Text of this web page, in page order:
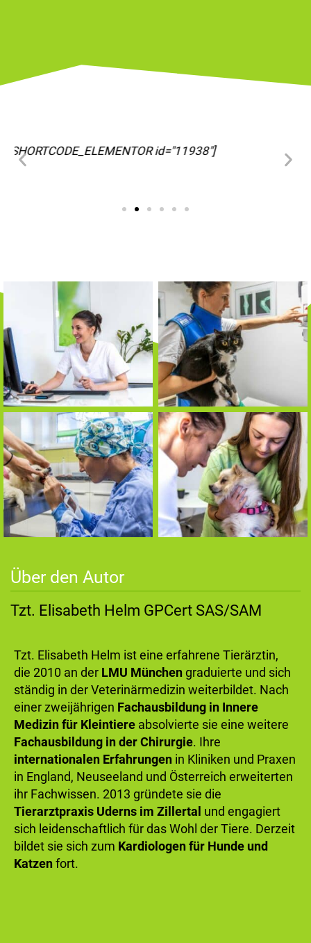
[SHORTCODE_ELEMENTOR id="11963"]
Über den Autor
Tzt. Elisabeth Helm GPCert SAS/SAM
Tzt. Elisabeth Helm ist eine erfahrene Tierärztin,
die 2010 an der LMU Münchengraduierte und sich
ständig in der Veterinärmedizin weiterbildet. Nach
einer zweijährigen Fachausbildung in Innere
Medizin für Kleintiere absolvierte sie eine weitere
Fachausbildung in der Chirurgie. Ihre
internationalen Erfahrungen in Kliniken und Praxen
in England, Neuseeland und Österreich erweiterten
ihr Fachwissen. 2013 gründete sie die
Tierarztpraxis Uderns im Zillertal und engagiert
sich leidenschaftlich für das Wohl der Tiere. Derzeit
bildet sie sich zum Kardiologen für Hunde und
Katzenfort.